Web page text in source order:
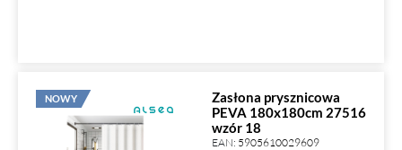
NOWY
Zasłona prysznicowa
PEVA 180x180cm 27516
wzór 18
EAN: 5905610029609